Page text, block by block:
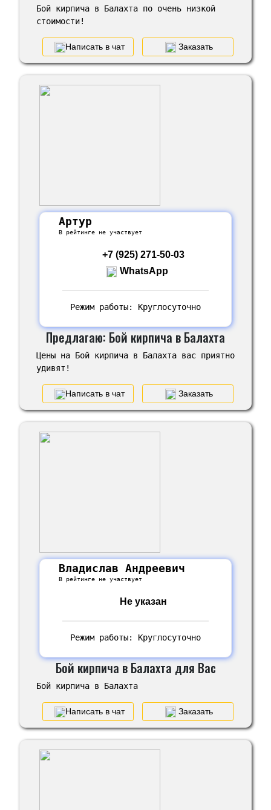
Бой кирпича в Балахта по очень низкой
стоимости!
Написать в чат Заказать
Артур
В рейтинге не участвует
+7 (925) 271-50-03
WhatsApp
Режим работы: Круглосуточно
Предлагаю: Бой кирпича в Балахта
Цены на Бой кирпича в Балахта вас приятно
удивят!
Написать в чат Заказать
Владислав Андреевич
В рейтинге не участвует
Не указан
Режим работы: Круглосуточно
Бой кирпича в Балахта для Вас
Бой кирпича в Балахта
Написать в чат Заказать